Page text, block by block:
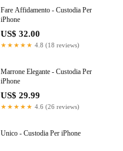
Fare Affidamento - Custodia Per
iPhone
US$ 32.00
★★★★★ 4.8 (18 reviews)
Marrone Elegante - Custodia Per
iPhone
US$ 29.99
★★★★★ 4.6 (26 reviews)
Unico - Custodia Per iPhone